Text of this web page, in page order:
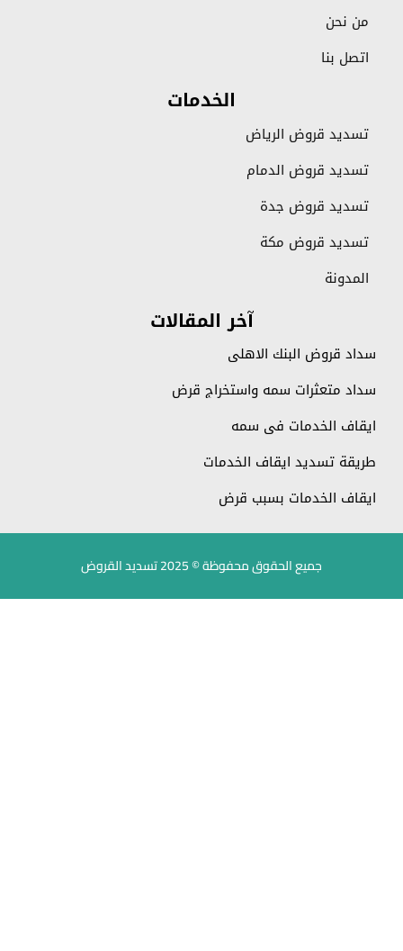
من نحن
اتصل بنا
الخدمات
تسديد قروض الرياض
تسديد قروض الدمام
تسديد قروض جدة
تسديد قروض مكة
المدونة
آخر المقالات
سداد قروض البنك الاهلي
سداد متعثرات سمه واستخراج قرض
ايقاف الخدمات في سمه
طريقة تسديد ايقاف الخدمات
ايقاف الخدمات بسبب قرض
جميع الحقوق محفوظة © 2025 تسديد القروض